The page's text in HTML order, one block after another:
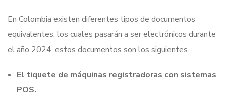
En Colombia existen diferentes tipos de documentos
equivalentes, los cuales pasarán a ser electrónicos durante
el año 2024, estos documentos son los siguientes.
El tiquete de máquinas registradoras con sistemas
POS.